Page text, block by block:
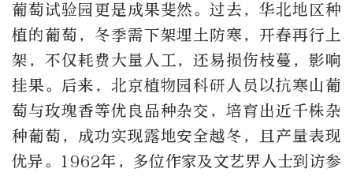
葡萄试验园更是成果斐然。过去，华北地区种
植的葡萄，冬季需下架埋土防寒，开春再行上
架，不仅耗费大量人工，还易损伤枝蔓，影响
挂果。后来，北京植物园科研人员以抗寒山葡
萄与玫瑰香等优良品种杂交，培育出近千株杂
种葡萄，成功实现露地安全越冬，且产量表现
优异。1962年，多位作家及文艺界人士到访参